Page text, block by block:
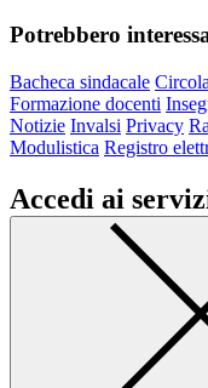
Potrebbero
Bacheca sindacale
Formazione docenti
Notizie Invalsi Privacy
Modulistica Registro
Accedi ai